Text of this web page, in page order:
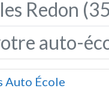
Redon
auto-
Auto École